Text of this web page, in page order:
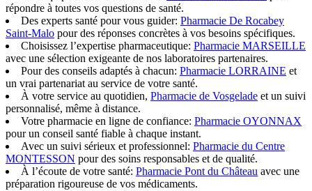
répondre à toutes vos questions de santé.
Des experts santé pour vous guider: Pharmacie De Rocabey
Saint-Malo pour des réponses concrètes à vos besoins spécifiques.
Choisissez l’expertise pharmaceutique: Pharmacie MARSEILLE
avec une sélection exigeante de nos laboratoires partenaires.
Pour des conseils adaptés à chacun: Pharmacie LORRAINE et
un vrai partenariat au service de votre santé.
À votre service au quotidien, Pharmacie de Vosgelade et un suivi
personnalisé, même à distance.
Votre pharmacie en ligne de confiance: Pharmacie OYONNAX
pour un conseil santé fiable à chaque instant.
Avec un suivi sérieux et professionnel: Pharmacie du Centre
MONTESSON pour des soins responsables et de qualité.
À l’écoute de votre santé: Pharmacie Pont du Château avec une
préparation rigoureuse de vos médicaments.